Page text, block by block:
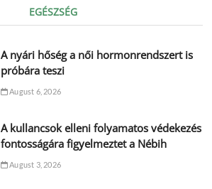
EGÉSZSÉG
A nyári hőség a női hormonrendszert is
próbára teszi
August 6, 2026
A kullancsok elleni folyamatos védekezés
fontosságára figyelmeztet a Nébih
August 3, 2026